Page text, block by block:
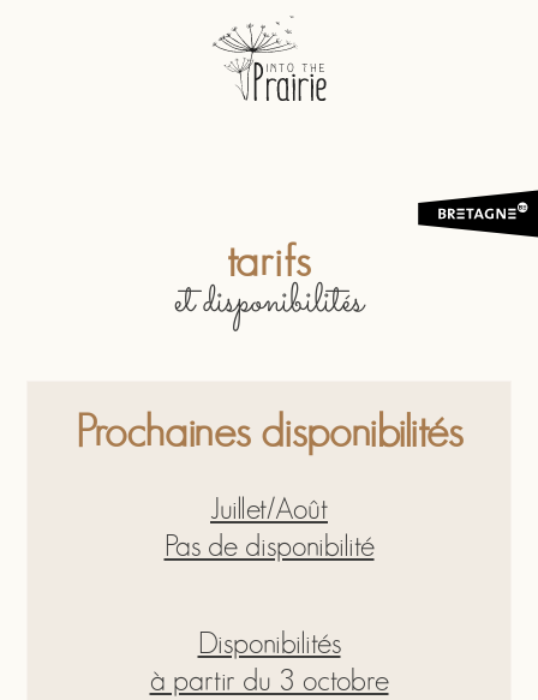
tarifs
et disponibilités
Prochaines disponibilités
Juillet/Août
Pas de disponibilité
Disponibilités
à partir du 3 octobre